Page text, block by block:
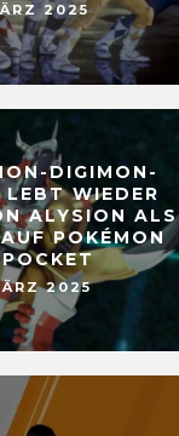
2025
DIGIMON-
WIEDER
ALYSION ALS
POKÉMON
2025